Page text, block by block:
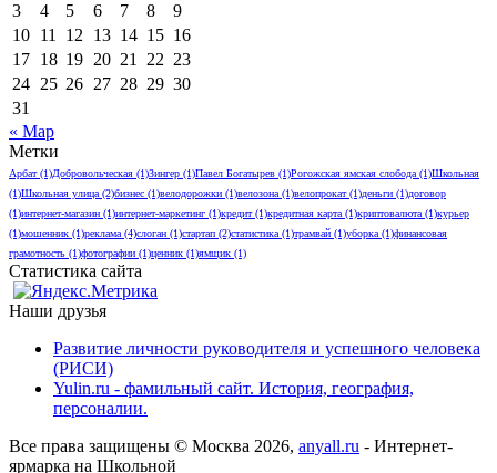
3
4 5 6 7 8
9
10 11 12 13 14 15 16
17 18 19 20 21 22 23
24 25 26 27 28 29 30
31
« Мар
Метки
Арбат(1)Добровольческая (1)Зингер (1)Павел Богатырев (1)Рогожская ямская слобода (1)Школьная
(1)Школьная улица (2)бизнес (1)велодорожки (1)велозона (1)велопрокат(1)деньги (1)договор
(1)интернет-магазин (1)интернет-маркетинг (1)кредит(1)кредитная карта (1)криптовалюта (1)курьер
(1)мошенник (1)реклама (4)слоган (1)стартап (2)статистика (1)трамвай (1)уборка (1)финансовая
грамотность (1)фотографии (1)ценник (1)ямщик (1)
Статистика сайта
Наши друзья
Развитие личности руководителя и успешного человека
(РИСИ)
Yulin.ru - фамильный сайт. История, география,
персоналии.
Все права защищены © Москва 2026, anyall.ru - Интернет-
ярмарка на Школьной